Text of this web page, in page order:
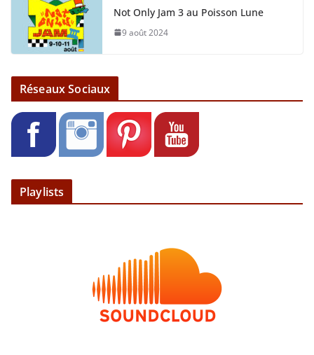
Not Only Jam 3 au Poisson Lune
9 août 2024
Réseaux Sociaux
Playlists